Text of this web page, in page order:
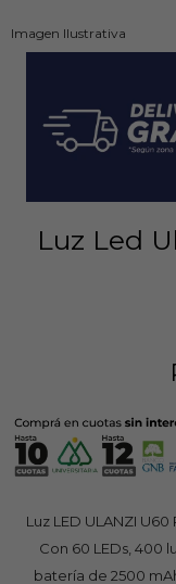
Imagen Ilustrativa
Luz Led
Luz LED ULANZI
Con 60 LEDs, 400
batería de 2500